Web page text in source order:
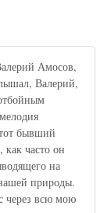
Амосов,
Валерий,
бывший
как часто он
на
природы.
через всю мою